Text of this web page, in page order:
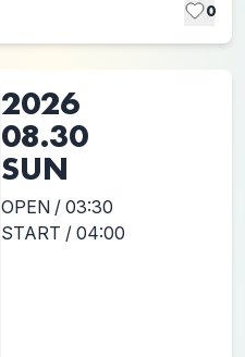
0
2026
08.30
SUN
OPEN / 03:30
START / 04:00